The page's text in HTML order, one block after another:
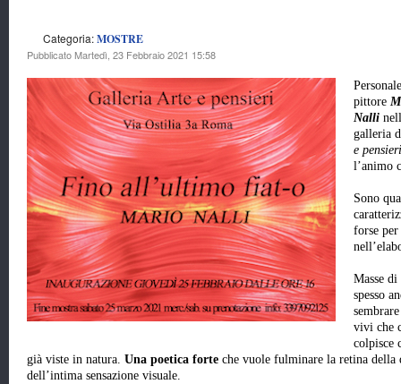
Categoria:MOSTRE
Pubblicato Martedì, 23 Febbraio 2021 15:58
pittore
Nalli
galleria
e pensieri
l’animo
Sono
forse
Masse
spesso
vivi che
colpisce
già viste in natura. Una poetica forte che vuole fulminare la retina della
dell’intima sensazione visuale.